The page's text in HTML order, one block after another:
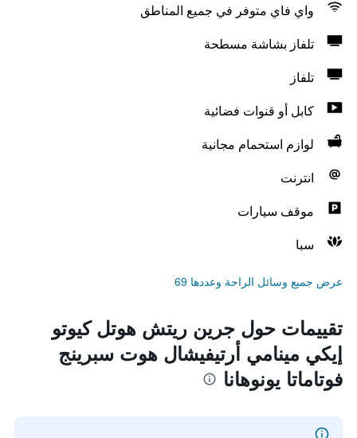
واي فاي متوفر في جميع المناطق
تلفاز بشاشة مسطحة
تلفاز
كابل أو قنوات فضائية
لوازم استحمام مجانية
انترنت
موقف سيارات
سبا
عرض جميع وسائل الراحة وعددها 69
تقييمات حول جرين ريتش هوتل كيوتو
إيكي مينامي أرتيفيشال هوت سبرينج
فوتاماتا يونوهانا